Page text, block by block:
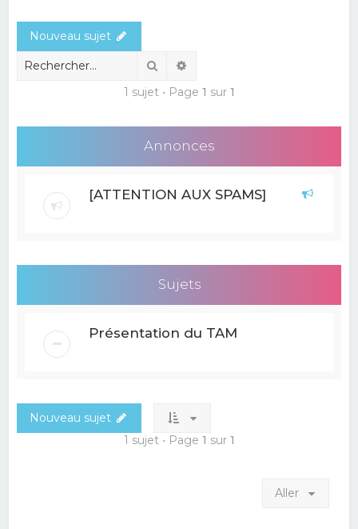
r
Nouveau sujet
Rechercher
1 sujet • Page 1 sur 1
Annonces
[ATTENTION AUX SPAMS]
Sujets
Présentation du TAM
Nouveau sujet
1 sujet • Page 1 sur 1
Aller